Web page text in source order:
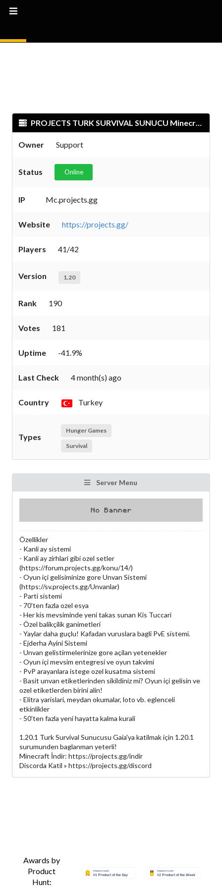
PROJECTS TURK SURVIVAL SUNUCU Minecraft Server
Owner Support
Status Online
IP Mc.projects.gg
Website https://projects.gg/
Players 41/42
Version 1.20
Rank 190
Votes 181
Uptime -41.9%
Last Check 4 month(s) ago
Country Turkey
Types
Hunger Games
Survival
Server Menu
Özellikler
- Kanli ay sistemi
- Kanli ay zirhlari gibi ozel setler
(https://forum.projects.gg/konu/14/)
- Oyun içi gelisiminize gore Unvan Sistemi
(https://sv.projects.gg/Unvanlar)
- Parti sistemi
- 70'ten fazla ozel esya
- Her kis mevsiminde yeni takas sunan Kis Tuccari
- Özel balikçilik ganimetleri
- Yaylar daha guçlu! Kafadan vuruslara bagli PvE sistemi.
- Ejderha Ayini Sistemi
- Unvan gelistirmelerinize gore açilan yetenekler
- Oyun içi mevsim entegresi ve oyun takvimi
- PvP arayanlara istege ozel kusatma sistemi
- Basit unvan etiketlerinden sikildiniz mi? Oyun içi gelisin ve
ozel etiketlerden birini alin!
- Elitra yarislari, meydan okumalar, loto vb. eglenceli
etkinlikler
- 50'ten fazla yeni hayatta kalma kurali
1.20.1 Turk Survival Sunucusu Gaia'ya katilmak için 1.20.1
surumunden baglanman yeterli!
Minecraft İndir: https://projects.gg/indir
Discorda Katil » https://projects.gg/discord
Awards by
Product
Hunt: